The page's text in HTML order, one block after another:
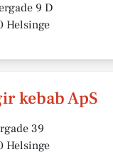
9 D
Helsinge
kebab ApS
39
Helsinge